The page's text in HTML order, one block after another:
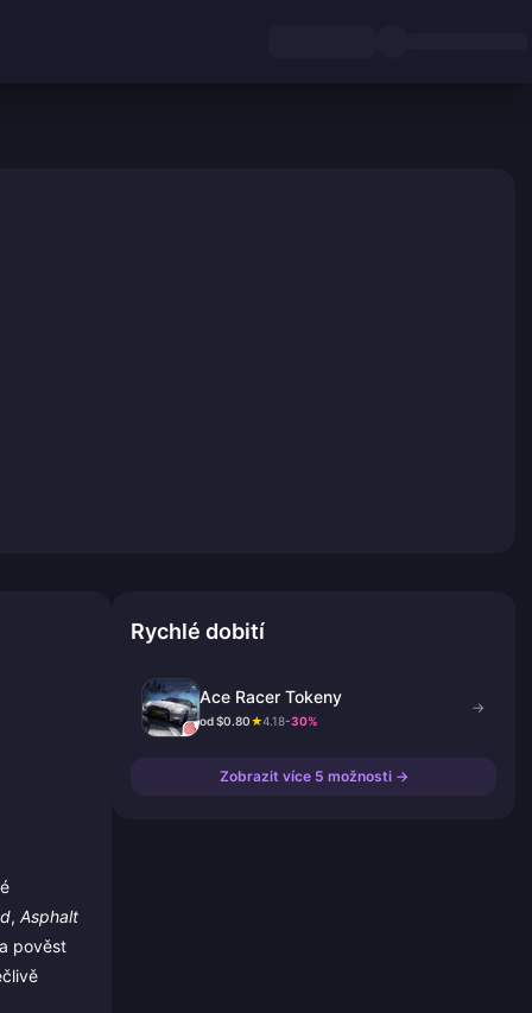
, Asphalt
pověst
Rychlé dobití
Ace Racer Tokeny
od $0.80★4.18-30%
→
Zobrazit více 5 možnosti →